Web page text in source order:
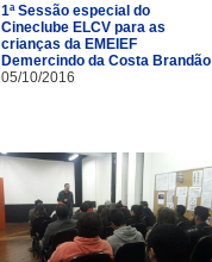
1ª Sessão especial do
Cineclube ELCV para as
crianças da EMEIEF
Demercindo da Costa Brandão
05/10/2016